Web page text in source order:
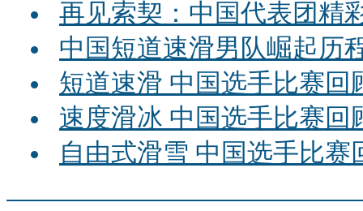
再见索契：中国代表团精
中国短道速滑男队崛起历
短道速滑 中国选手比赛回
速度滑冰 中国选手比赛回
自由式滑雪 中国选手比赛